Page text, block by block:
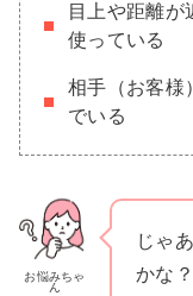
目上や距離が
使っている
相手（お客様
でいる
お悩みちゃ
ん
じゃ
かな？